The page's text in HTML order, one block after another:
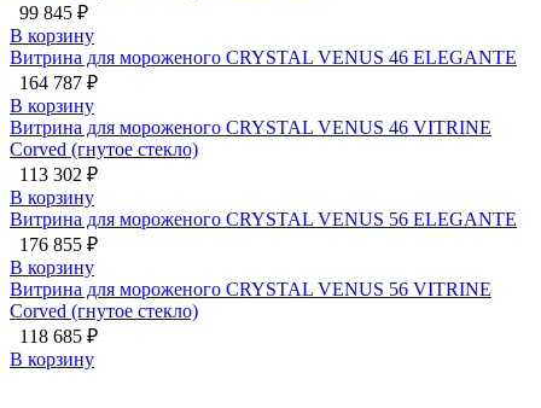
99 845 ₽
В корзину
Витрина для мороженого CRYSTAL VENUS 46 ELEGANTE
164 787 ₽
В корзину
Витрина для мороженого CRYSTAL VENUS 46 VITRINE
Corved (гнутое стекло)
113 302 ₽
В корзину
Витрина для мороженого CRYSTAL VENUS 56 ELEGANTE
176 855 ₽
В корзину
Витрина для мороженого CRYSTAL VENUS 56 VITRINE
Corved (гнутое стекло)
118 685 ₽
В корзину